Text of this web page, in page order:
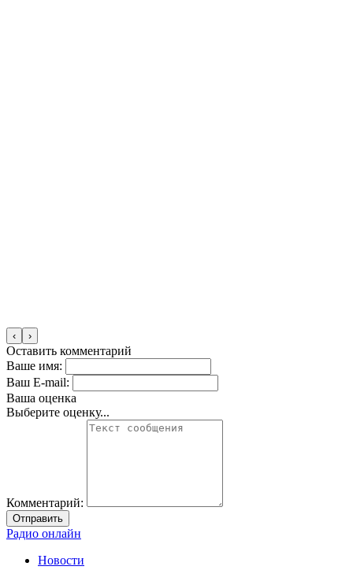
‹ ›
Оставить комментарий
Ваше имя:
Ваш E-mail:
Ваша оценка
Выберите оценку...
Комментарий:
Отправить
Радио онлайн
Новости